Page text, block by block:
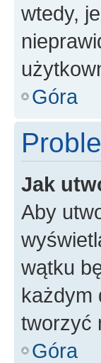
wtedy,
Góra
Jak
Aby
wątku
każdym
tworzyć
Góra